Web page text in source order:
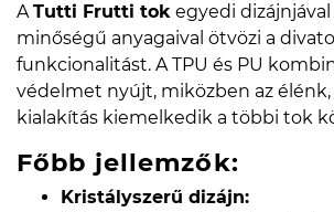
ATutti Frutti tok egyedi
minőségű anyagaival ötvözi a
funkcionalitást. A TPU és PU
védelmet nyújt, miközben az
kialakítás kiemelkedik a többi tok
Főbb jellemzők:
Kristályszerű dizájn: